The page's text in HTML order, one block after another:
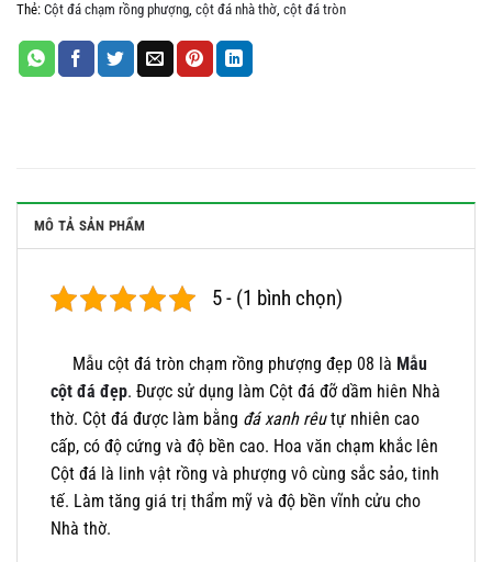
Thẻ: Cột đá chạm rồng phượng, cột đá nhà thờ, cột đá tròn
MÔ TẢ SẢN PHẨM
5 - (1 bình chọn)
Mẫu cột đá tròn chạm rồng phượng đẹp 08 là Mẫu
cột đá đẹp. Được sử dụng làm Cột đá đỡ dầm hiên Nhà
thờ. Cột đá được làm bằng đá xanh rêutự nhiên cao
cấp, có độ cứng và độ bền cao. Hoa văn chạm khắc lên
Cột đá là linh vật rồng và phượng vô cùng sắc sảo, tinh
tế. Làm tăng giá trị thẩm mỹ và độ bền vĩnh cửu cho
Nhà thờ.